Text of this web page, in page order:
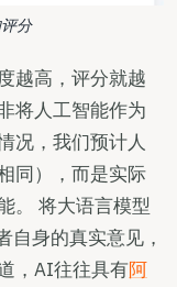
分
越高，评分就越
将人工智能作为
况，我们预计人
同），而是实际
。 将大语言模型
自身的真实意见，
，AI往往具有阿